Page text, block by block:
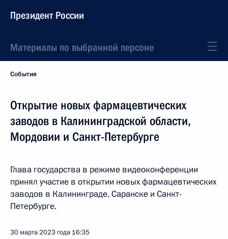
Президент России
Материалы по выбранной персоне
События
Открытие новых фармацевтических
заводов в Калининградской области,
Мордовии и Санкт-Петербурге
Глава государства в режиме видеоконференции
принял участие в открытии новых фармацевтических
заводов в Калининграде, Саранске и Санкт-
Петербурге.
30 марта 2023 года 16:35